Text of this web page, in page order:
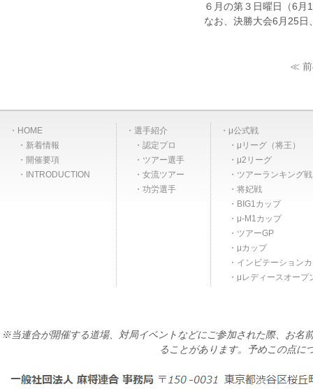
６月の第３日曜日（6月
なお、決勝大会6月25
≪ 前
HOME
新着情報
開催要項
INTRODUCTION
選手紹介
認定プロ
ツアー選手
女流ツアー
功労選手
μ公式戦
μリーグ（将王）
μ2リーグ
ツアーランキング
将妃戦
BIG1カップ
μ-M1カップ
ツアーGP
μカップ
インビテーション
μレディースオープ
※当連合が開催する道場、対局イベントなどにご参加された際、お名
ることがあります。予めこの点に